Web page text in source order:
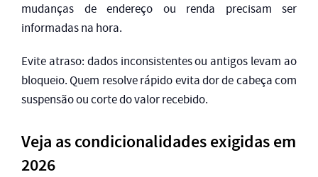
mudanças de endereço ou renda precisam ser
informadas na hora.
Evite atraso: dados inconsistentes ou antigos levam ao
bloqueio. Quem resolve rápido evita dor de cabeça com
suspensão ou corte do valor recebido.
Veja as condicionalidades exigidas em
2026